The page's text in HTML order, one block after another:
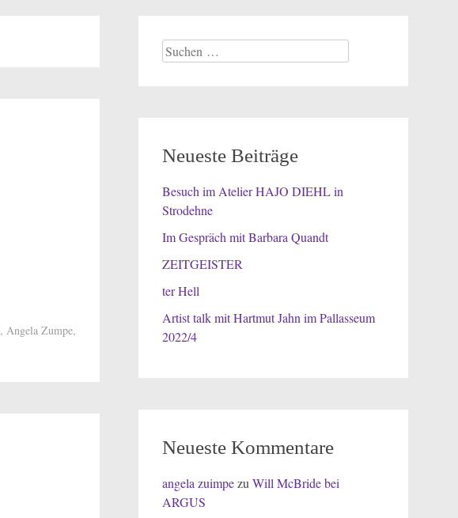
, Angela Zumpe,
Suchen
nach:
Neueste Beiträge
Besuch im Atelier HAJO DIEHL in
Strodehne
Im Gespräch mit Barbara Quandt
ZEITGEISTER
ter Hell
Artist talk mit Hartmut Jahn im Pallasseum
2022/4
Neueste Kommentare
angela zuimpezu Will McBride bei
ARGUS